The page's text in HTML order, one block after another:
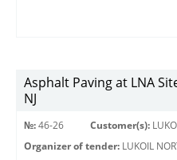
Asphalt Paving at LNA
NJ
№: 46-26 Customer(s):
Organizer of tender: LUKOIL